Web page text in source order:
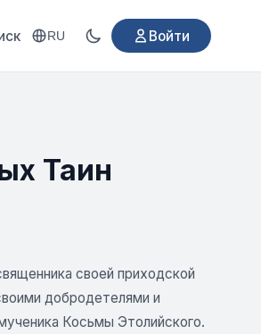
RU Войти
Таин
своей приходской
добродетелями и
Косьмы Этолийского.